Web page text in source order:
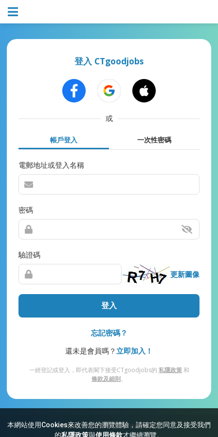
本網站使用Cookies來改善您的瀏覽體驗，請確定您同意及接受我們
的私隱政策與使用條款才繼續瀏覽。
登入 CTgoodjobs
或
帳戶登入 一次性密碼
電郵地址或登入名稱
密碼
驗證碼
更新圖像
登入
忘記密碼？
還未是會員嗎？ 立即加入！
一經登記或登入，即代表閣下接受CTgoodjobs的 私隱政策和
條款及細則。
網站索引 常見問題 私隱 條款及細則